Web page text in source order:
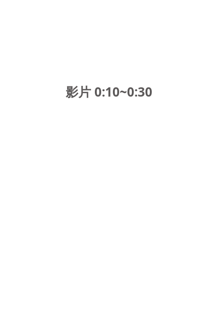
影片 0:10~0:30